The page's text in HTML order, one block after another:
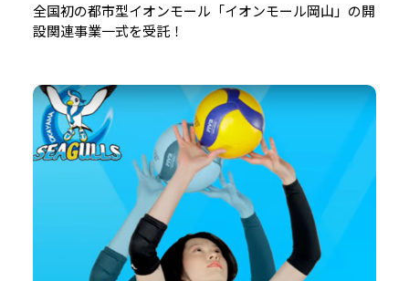
全国初の都市型イオンモール「イオンモール岡山」の開
設関連事業一式を受託！